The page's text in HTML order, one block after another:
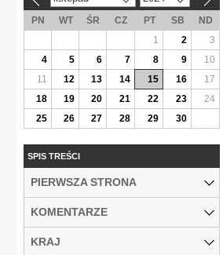
PN WT ŚR CZ PT SB
ND
1
2
3
4
5 6 7 8 9
10
11
12 13 14 15 16
17
18
19 20 21 22 23
24
25
26 27 28 29 30
SPIS TREŚCI
PIERWSZA STRONA
KOMENTARZE
KRAJ